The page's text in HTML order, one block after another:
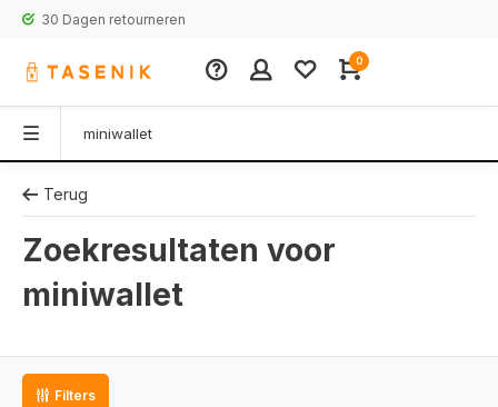
30 Dagen retourneren
0
Terug
Zoekresultaten voor
miniwallet
Filters